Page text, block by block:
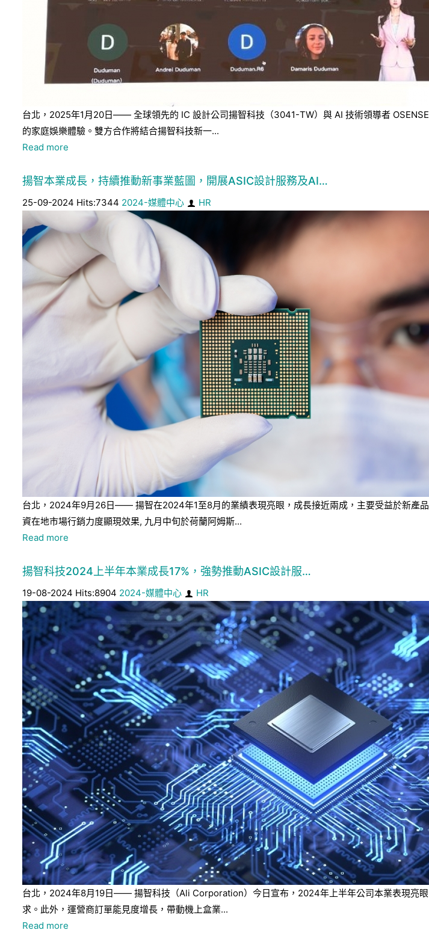
台北，2025年1月20日—— 全球領先的 IC 設計公司揚智科技（3041-TW）與 AI 技術領導者
的家庭娛樂體驗。雙方合作將結合揚智科技新一...
Read more
揚智本業成長，持續推動新事業藍圖，開展ASIC設計服務及AI…
25-09-2024 Hits:7344 2024-媒體中心 HR
台北，2024年9月26日—— 揚智在2024年1至8月的業績表現亮眼，成長接近兩成，主要受益於新產
資在地市場行銷力度顯現效果, 九月中旬於荷蘭阿姆斯...
Read more
揚智科技2024上半年本業成長17%，強勢推動ASIC設計服…
19-08-2024 Hits:8904 2024-媒體中心 HR
台北，2024年8月19日—— 揚智科技（Ali Corporation）今日宣布，2024年上半年公司本業表現亮
求。此外，運營商訂單能見度增長，帶動機上盒業...
Read more